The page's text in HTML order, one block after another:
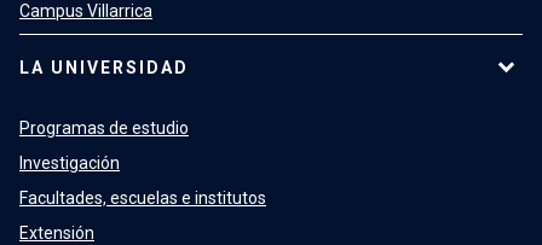
Campus Villarrica
LA UNIVERSIDAD
Programas de estudio
Investigación
Facultades, escuelas e institutos
Extensión